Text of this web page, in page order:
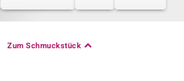
Zum Schmuckstück